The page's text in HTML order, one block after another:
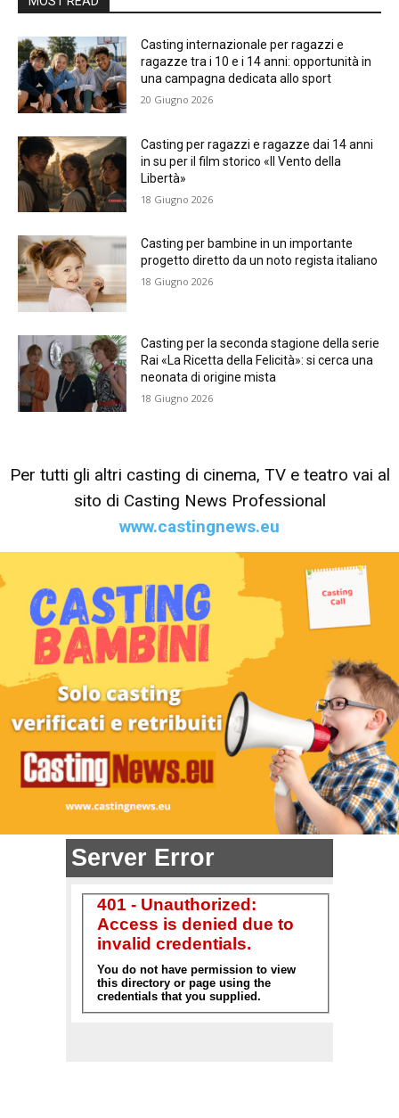
Casting internazionale per ragazzi e
ragazze tra i 10 e i 14 anni: opportunità in
una campagna dedicata allo sport
20 Giugno 2026
Casting per ragazzi e ragazze dai 14 anni
in su per il film storico «Il Vento della
Libertà»
18 Giugno 2026
Casting per bambine in un importante
progetto diretto da un noto regista italiano
18 Giugno 2026
Casting per la seconda stagione della serie
Rai «La Ricetta della Felicità»: si cerca una
neonata di origine mista
18 Giugno 2026
Per tutti gli altri casting di cinema, TV e teatro vai al
sito di Casting News Professional
www.castingnews.eu